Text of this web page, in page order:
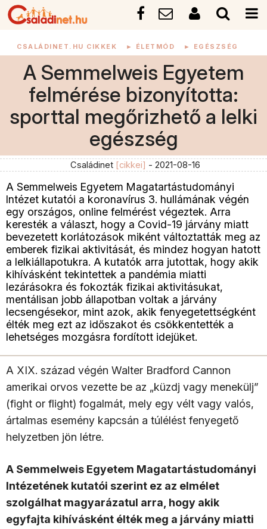
CSALÁDINET.HU CIKKEK ► ÉLETMÓD ► EGÉSZSÉG
A Semmelweis Egyetem
felmérése bizonyította:
sporttal megőrizhető a lelki
egészség
Családinet [cikkei] - 2021-08-16
A Semmelweis Egyetem Magatartástudományi
Intézet kutatói a koronavírus 3. hullámának végén
egy országos, online felmérést végeztek. Arra
keresték a választ, hogy a Covid-19 járvány miatt
bevezetett korlátozások miként változtatták meg az
emberek fizikai aktivitását, és mindez hogyan hatott
a lelkiállapotukra. A kutatók arra jutottak, hogy akik
kihívásként tekintettek a pandémia miatti
lezárásokra és fokozták fizikai aktivitásukat,
mentálisan jobb állapotban voltak a járvány
lecsengésekor, mint azok, akik fenyegetettségként
élték meg ezt az időszakot és csökkentették a
lehetséges mozgásra fordított idejüket.
A XIX. század végén Walter Bradford Cannon
amerikai orvos vezette be az „küzdj vagy menekülj”
(fight or flight) fogalmát, mely egy vélt vagy valós,
ártalmas esemény kapcsán a túlélést fenyegető
helyzetben jön létre.
A Semmelweis Egyetem Magatartástudományi
Intézetének kutatói szerint ez az elmélet
szolgálhat magyarázatul arra, hogy akik
egyfajta kihívásként élték meg a járvány miatti